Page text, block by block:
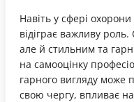
Навіть у сфері
відіграє важливу
але й стильним та
на самооцінку
гарного вигляду
свою чергу, впливає